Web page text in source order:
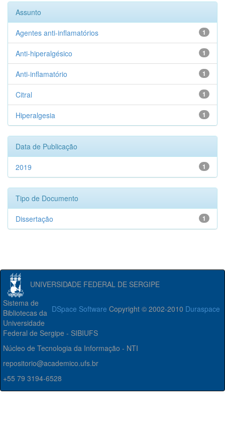
Assunto
1
Agentes anti-inflamatórios
1
Anti-hiperalgésico
1
Anti-inflamatório
1
Citral
1
Hiperalgesia
Data de Publicação
1
2019
Tipo de Documento
1
Dissertação
UNIVERSIDADE FEDERAL DE SERGIPE
DSpace Software Copyright © 2002-2010 Duraspace
Sistema de
Bibliotecas da
Universidade
Federal de Sergipe - SIBIUFS
Núcleo de Tecnologia da Informação - NTI
repositorio@academico.ufs.br
+55 79 3194-6528